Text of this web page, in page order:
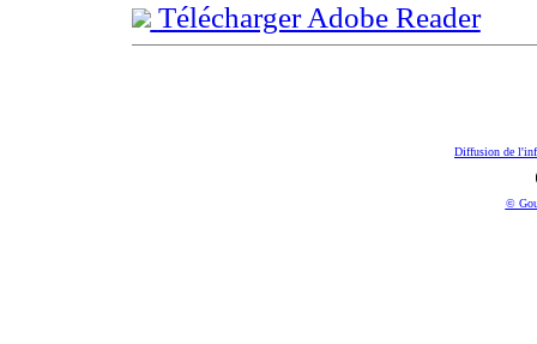
Télécharger Adobe Reader
Diffusion de
©